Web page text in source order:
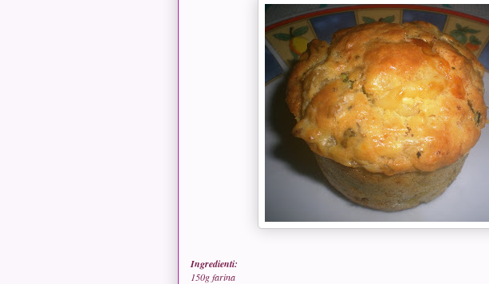
Ingredienti:
150g farina